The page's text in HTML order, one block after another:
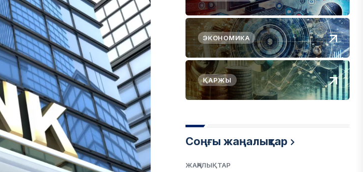
ЭКОНОМИКА
ҚАРЖЫ
Соңғы жаңалықтар
ЖАҢАЛЫҚТАР